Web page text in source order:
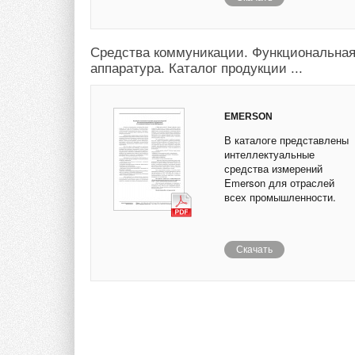
Средства коммуникации. Функциональная
аппаратура. Каталог продукции ...
EMERSON
В каталоге представлены
интеллектуальные
средства измерений
Emerson для отраслей
всех промышленности.
Скачать